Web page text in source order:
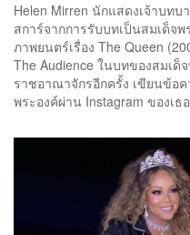
Helen Mirren นักแสดงเจ้าบท
สการ์จากการรับบทเป็นสมเด็จ
ภาพยนตร์เรื่อง The Queen
The Audience ในบทของสมเ
ราชอาณาจักรอีกครั้ง เขียนข้อ
พระองค์ผ่าน Instagram ของเ